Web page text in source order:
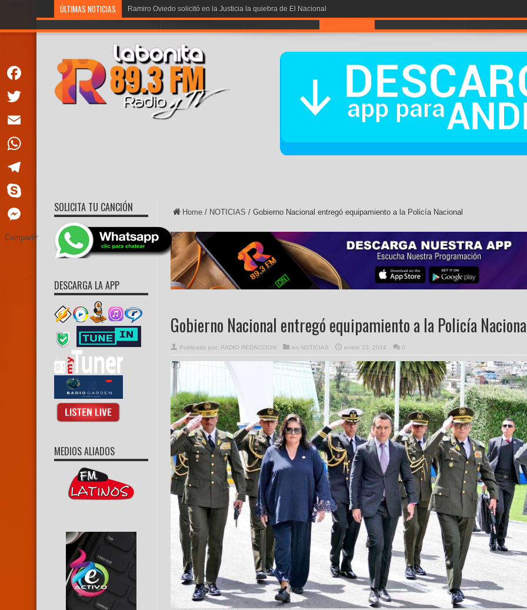
ÚLTIMAS NOTICIAS Noboa: «Los cr
PORTADA LA BONITA PROGRAMACION VOTA POR LA # 1 NOTICIAS ENTRETENIMIENTO CONTÁCTOS
Home / NOTICIAS / Gobierno Nacional entregó equipamiento a la Policía Nacional
Gobierno Nacional entregó equipamiento a la Policía
Publicado por: RADIO REDACCION en NOTICIAS enero 23, 2024 0
SOLICITA TU CANCIÓN
DESCARGA LA APP
MEDIOS ALIADOS
Facebook
Twitter
Email
WhatsApp
Telegram
Skype
Messenger
Compartir